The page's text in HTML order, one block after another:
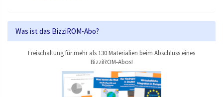
Was ist das BizziROM-Abo?
Freischaltung für mehr als 130 Materialien beim Abschluss eines
BizziROM-Abos!